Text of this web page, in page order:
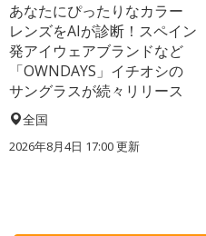
あなたにぴったりなカラー
レンズをAIが診断！スペイン
発アイウェアブランドなど
「OWNDAYS」イチオシの
サングラスが続々リリース
全国
2026年8月4日 17:00更新